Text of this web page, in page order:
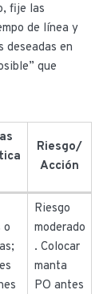
fije las
de línea y
deseadas en
que
Riesgo/
Acción
o
Riesgo
moderado
. Colocar
manta
PO antes